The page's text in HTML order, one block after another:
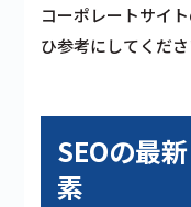
コーポレートサイ
ひ参考にしてくださ
SEOの最
素